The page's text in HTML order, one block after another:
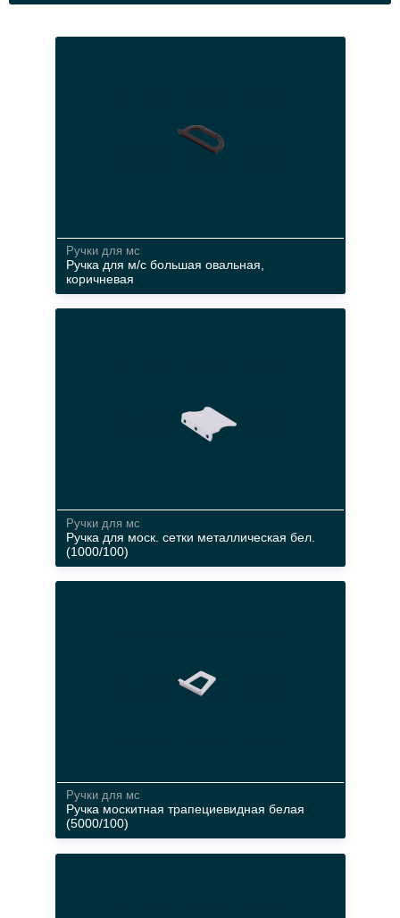
Ручки для мс
Ручка для м/с большая овальная,
коричневая
Ручки для мс
Ручка для моск. сетки металлическая бел.
(1000/100)
Ручки для мс
Ручка москитная трапециевидная белая
(5000/100)